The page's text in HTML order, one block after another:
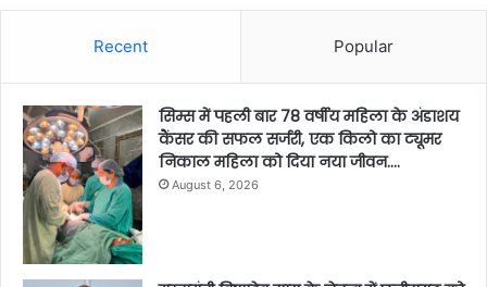
Recent Popular
सिम्स में पहली बार 78 वर्षीय महिला के अंडाशय
कैंसर की सफल सर्जरी, एक किलो का ट्यूमर
निकाल महिला को दिया नया जीवन….
August 6, 2026